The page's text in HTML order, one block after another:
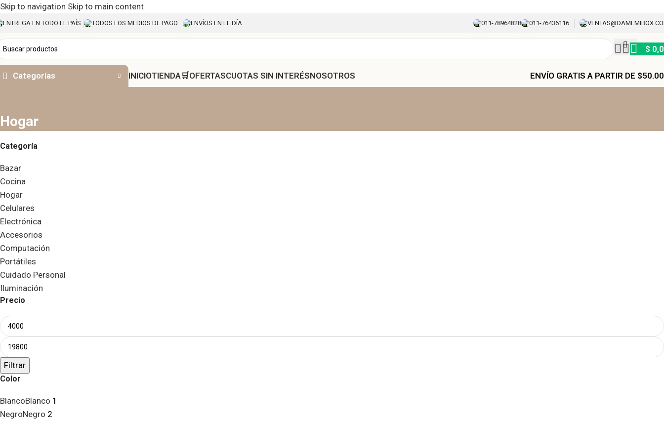
Skip to navigation Skip to main content
ENTREGA EN TODO EL PAÍS TODOS LOS MEDIOS DE PAGO ENVÍOS EN EL DÍA 011-78964828 011-76436116
$
Categorías INICIOTIENDA🛒︎OFERTASCUOTAS SIN INTERÉSNOSOTROS ENVÍO GRATIS A PARTIR DE
Hogar
Categoría
Bazar
Cocina
Hogar
Celulares
Electrónica
Accesorios
Computación
Portátiles
Cuidado Personal
Iluminación
Precio
Filtrar
Color
BlancoBlanco 1
NegroNegro 2